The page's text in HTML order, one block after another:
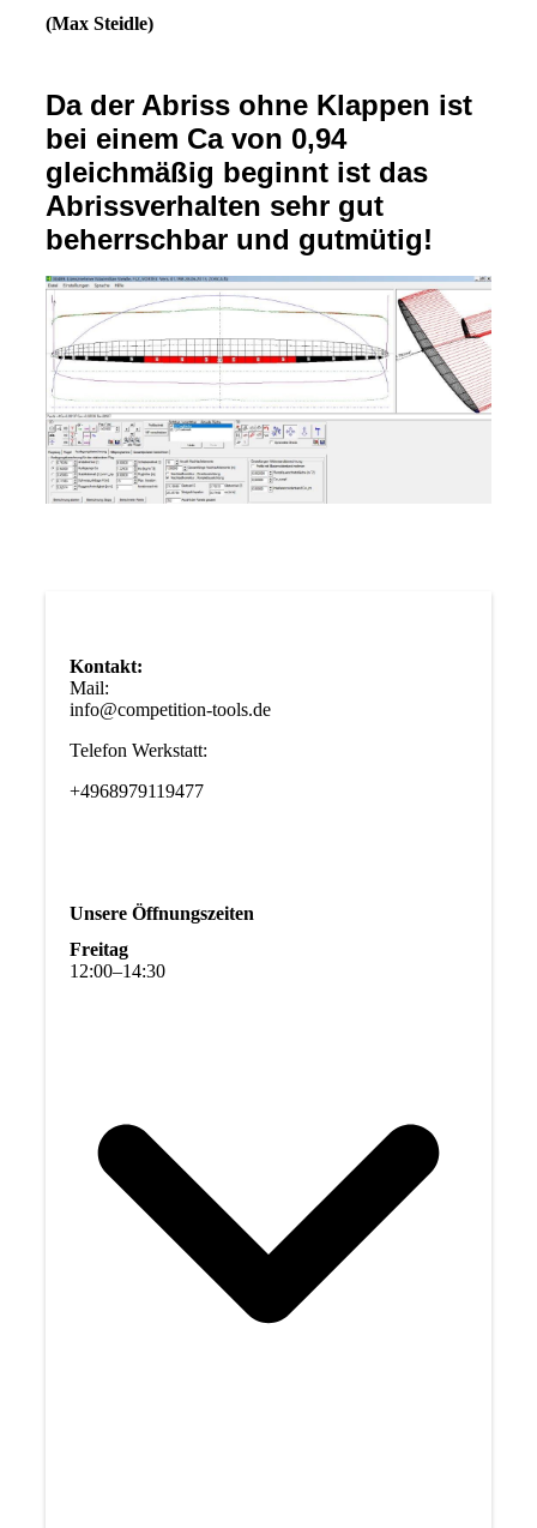
(Max Steidle)
Da der Abriss ohne Klappen ist
bei einem Ca von 0,94
gleichmäßig beginnt ist das
Abrissverhalten sehr gut
beherrschbar und gutmütig!
Kontakt:
Mail:
info@competition-tools.de
Telefon Werkstatt:
+4968979119477
Unsere Öffnungszeiten
Freitag
12:00–14:30